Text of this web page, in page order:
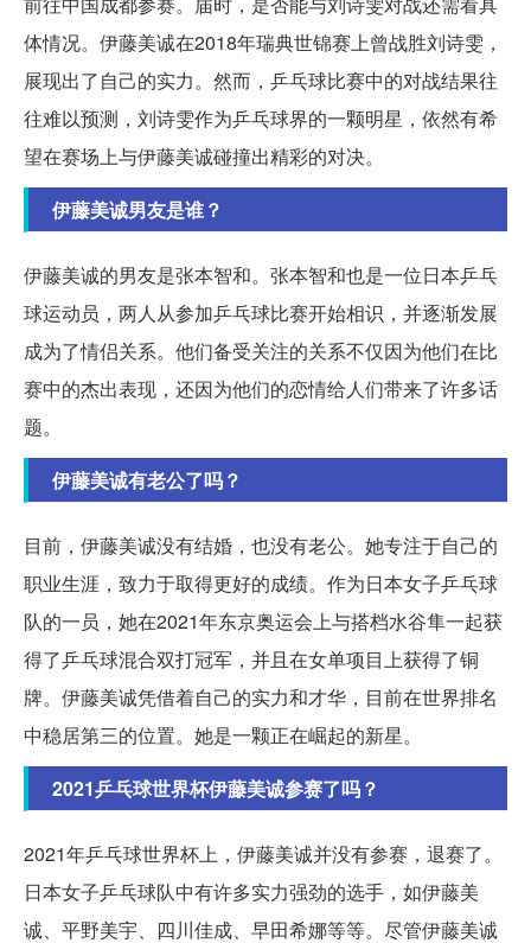
体情况。伊藤美诚在2018年瑞典世锦赛上曾战胜刘诗雯，
展现出了自己的实力。然而，乒乓球比赛中的对战结果往
往难以预测，刘诗雯作为乒乓球界的一颗明星，依然有希
望在赛场上与伊藤美诚碰撞出精彩的对决。
伊藤美诚男友是谁？
伊藤美诚的男友是张本智和。张本智和也是一位日本乒乓
球运动员，两人从参加乒乓球比赛开始相识，并逐渐发展
成为了情侣关系。他们备受关注的关系不仅因为他们在比
赛中的杰出表现，还因为他们的恋情给人们带来了许多话
题。
伊藤美诚有老公了吗？
目前，伊藤美诚没有结婚，也没有老公。她专注于自己的
职业生涯，致力于取得更好的成绩。作为日本女子乒乓球
队的一员，她在2021年东京奥运会上与搭档水谷隼一起获
得了乒乓球混合双打冠军，并且在女单项目上获得了铜
牌。伊藤美诚凭借着自己的实力和才华，目前在世界排名
中稳居第三的位置。她是一颗正在崛起的新星。
2021乒乓球世界杯伊藤美诚参赛了吗？
2021年乒乓球世界杯上，伊藤美诚并没有参赛，退赛了。
日本女子乒乓球队中有许多实力强劲的选手，如伊藤美
诚、平野美宇、四川佳成、早田希娜等等。尽管伊藤美诚